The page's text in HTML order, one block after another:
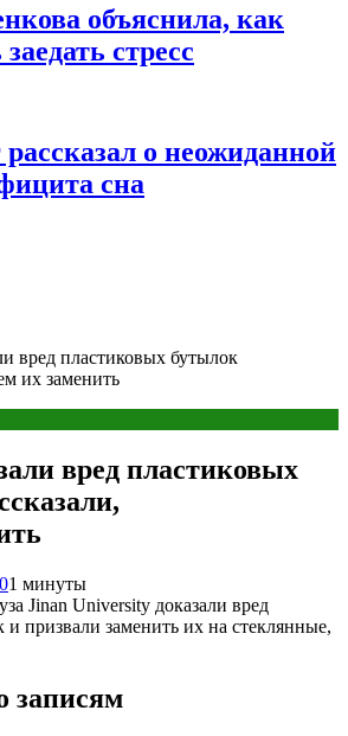
объяснила, как
стресс
о неожиданной
сна
вред пластиковых бутылок
их заменить
вред пластиковых
01 минуты
Jinan University доказали вред
и призвали заменить их на стеклянные,
записям